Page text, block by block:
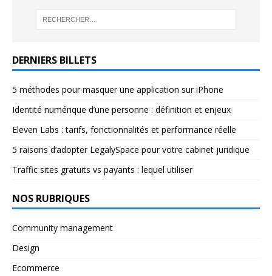
DERNIERS BILLETS
5 méthodes pour masquer une application sur iPhone
Identité numérique d’une personne : définition et enjeux
Eleven Labs : tarifs, fonctionnalités et performance réelle
5 raisons d’adopter LegalySpace pour votre cabinet juridique
Traffic sites gratuits vs payants : lequel utiliser
NOS RUBRIQUES
Community management
Design
Ecommerce